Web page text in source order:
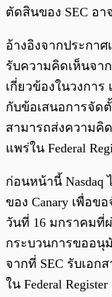
ตัดสินของ SEC อา
อ้างอิงจากประกา
รับความคิดเห็นจา
เกี่ยวข้องในวงกา
กับข้อเสนอการจัด
สามารถส่งความคิ
แพร่ใน Federal
ก่อนหน้านี้ Nasdaq
ของ Canary เพื่อข
วันที่ 16 มกราคมที่
กระบวนการขออนุ
จากที่ SEC รับเอก
ใน Federal